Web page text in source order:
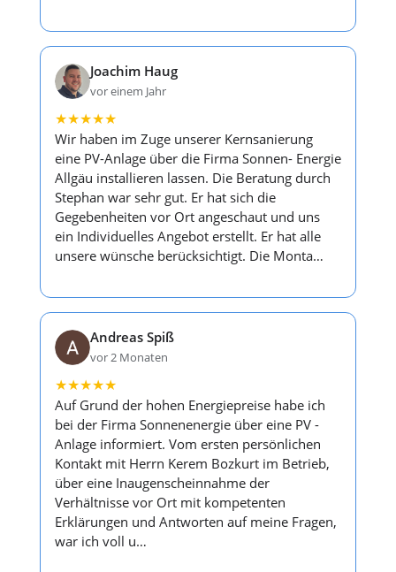
Joachim Haug
vor einem Jahr
★★★★★
Wir haben im Zuge unserer Kernsanierung
eine PV-Anlage über die Firma Sonnen- Energie
Allgäu installieren lassen. Die Beratung durch
Stephan war sehr gut. Er hat sich die
Gegebenheiten vor Ort angeschaut und uns
ein Individuelles Angebot erstellt. Er hat alle
unsere wünsche berücksichtigt. Die Monta…
Andreas Spiß
vor 2 Monaten
★★★★★
Auf Grund der hohen Energiepreise habe ich
bei der Firma Sonnenenergie über eine PV -
Anlage informiert. Vom ersten persönlichen
Kontakt mit Herrn Kerem Bozkurt im Betrieb,
über eine Inaugenscheinnahme der
Verhältnisse vor Ort mit kompetenten
Erklärungen und Antworten auf meine Fragen,
war ich voll u…